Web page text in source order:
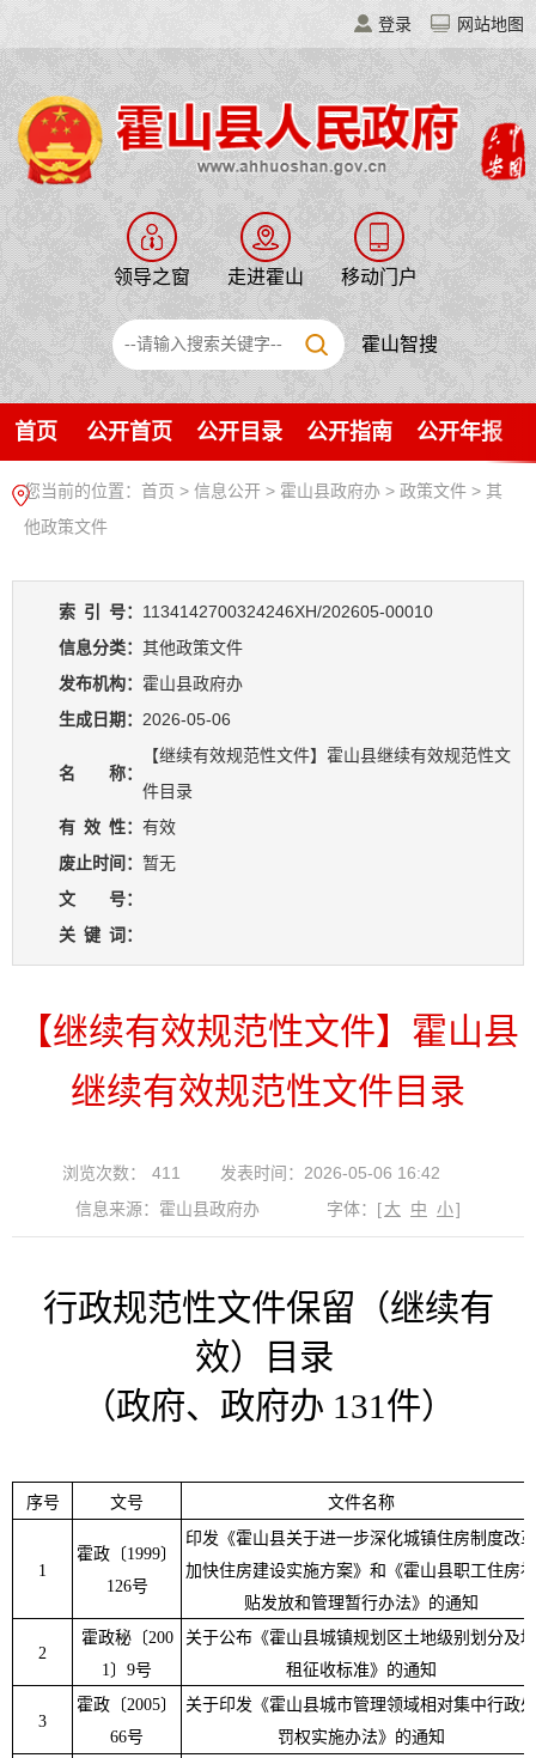
登录 网站地图
领导之窗 走进霍山 移动门户
霍山智搜
首页 公开首页 公开目录 公开指南 公开年报
您当前的位置： 首页 > 信息公开 > 霍山县政府办 > 政策文件 > 其
他政策文件
索 引 号： 1134142700324246XH/202605-00010
信息分类： 其他政策文件
发布机构： 霍山县政府办
生成日期： 2026-05-06
名 称：
【继续有效规范性文件】霍山县继续有效规范性文
件目录
有 效 性： 有效
废止时间： 暂无
文 号：
关 键 词：
【继续有效规范性文件】霍山县
继续有效规范性文件目录
浏览次数： 411
发表时间：2026-05-06 16:42
信息来源：霍山县政府办
字体： [大 中 小]
行政规范性文件保留（继续有
效）目录
（政府、政府办 131件）
序号 文号 文件名称
1
霍政〔 1999〕
126号
印发《霍山县关于进一步深化城镇住房制度改革
加快住房建设实施方案》和《霍山县职工住房补
贴发放和管理暂行办法》 的通知
2
霍政秘〔200
1 〕 9号
关于公布《霍山县城镇规划区土地级别划分及地
租征收标准》的通知
3
霍政〔2005〕
66号
关于印发《霍山县城市管理领域相对集中行政处
罚权实施办法》的通知